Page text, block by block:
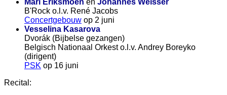
Mari Eriksmoen en Johannes Weisser
B'Rock o.l.v. René Jacobs
Concertgebouw op 2 juni
Vesselina Kasarova
Dvorák (Bijbelse gezangen)
Belgisch Nationaal Orkest o.l.v. Andrey Boreyko
(dirigent)
PSK op 16 juni
Recital: